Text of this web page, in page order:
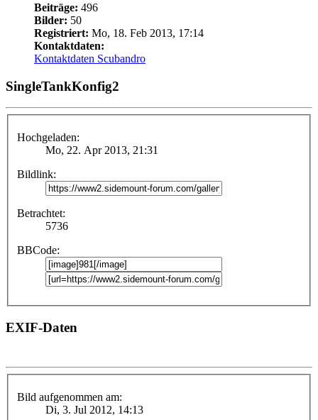
Beiträge: 496
Bilder: 50
Registriert: Mo, 18. Feb 2013, 17:14
Kontaktdaten:
Kontaktdaten Scubandro
SingleTankKonfig2
Hochgeladen:
Mo, 22. Apr 2013, 21:31
Bildlink:
Betrachtet:
5736
BBCode:
EXIF-Daten
Bild aufgenommen am:
Di, 3. Jul 2012, 14:13